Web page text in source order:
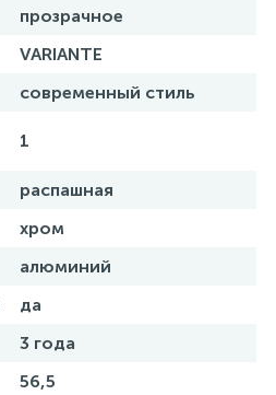
прозрачное
VARIANTE
современный стиль
1
распашная
хром
алюминий
да
3 года
56,5